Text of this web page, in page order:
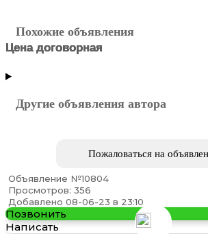
Похожие объявления
Работа для всех огромные деньги
Цена договорная
Цена договорная
Цена договорная
Цена договорная
Другие объявления автора
Пожаловаться на
Объявление №10804
Просмотров: 356
Добавлено 08-06-23 в 23:10
Позвонить
Написать